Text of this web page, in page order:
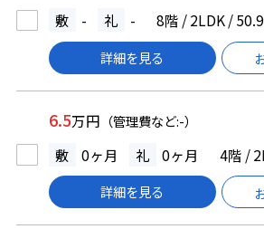
敷 - 礼 - 8階 / 2LDK /
詳細を見る
6.5万円 （管理費など:-）
敷 0ヶ月 礼 0ヶ月 4階 /
詳細を見る